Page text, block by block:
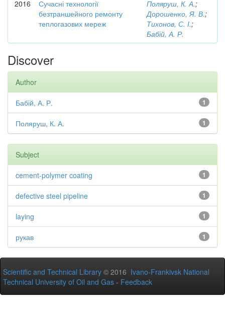
2016
Сучасні технології
безтраншейного ремонту
теплогазових мереж
Поляруш, К. А.;
Дорошенко, Я. В.;
Тихонов, С. І.;
Бабій, А. Р.
Discover
Author
1
Бабій, А. Р.
1
Поляруш, К. А.
Subject
1
cement-polymer coating
1
defective steel pipeline
1
laying
1
рукав
Scientific and Technical Library © 2016 Ivano-Frankivsk National
Technical University of Oil and Gas - Feedback